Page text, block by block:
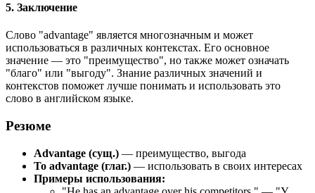
5. Заключение
Слово "advantage" является многозначным и может
использоваться в различных контекстах. Его основное
значение — это "преимущество", но также может означать
"благо" или "выгоду". Знание различных значений и
контекстов поможет лучше понимать и использовать это
слово в английском языке.
Резюме
Advantage (сущ.) — преимущество, выгода
To advantage (глаг.) — использовать в своих интересах
Примеры использования: